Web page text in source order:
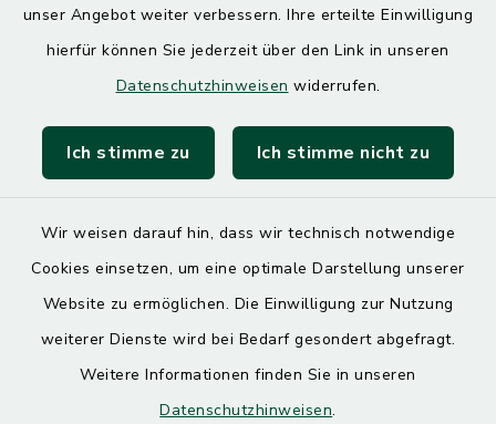
unser Angebot weiter verbessern. Ihre erteilte Einwilligung
hierfür können Sie jederzeit über den Link in unseren
Datenschutzhinweisen widerrufen.
Ich stimme zu Ich stimme nicht zu
Wir weisen darauf hin, dass wir technisch notwendige
Cookies einsetzen, um eine optimale Darstellung unserer
Website zu ermöglichen. Die Einwilligung zur Nutzung
weiterer Dienste wird bei Bedarf gesondert abgefragt.
Weitere Informationen finden Sie in unseren
Datenschutzhinweisen.
Quicklinks
SoNNe e. V.
Barrierefreiheit